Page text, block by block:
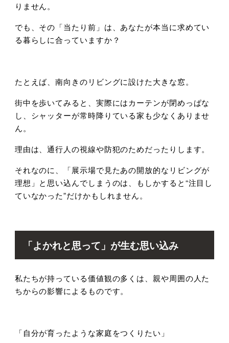
りません。
でも、その「当たり前」は、あなたが本当に求めてい
る暮らしに合っていますか？
たとえば、南向きのリビングに設けた大きな窓。
街中を歩いてみると、実際にはカーテンが閉めっぱな
し、シャッターが常時降りている家も少なくありませ
ん。
理由は、通行人の視線や防犯のためだったりします。
それなのに、「展示場で見たあの開放的なリビングが
理想」と思い込んでしまうのは、もしかすると“注目し
ていなかった”だけかもしれません。
「よかれと思って」が生む思い込み
私たちが持っている価値観の多くは、親や周囲の人た
ちからの影響によるものです。
「自分が育ったような家庭をつくりたい」